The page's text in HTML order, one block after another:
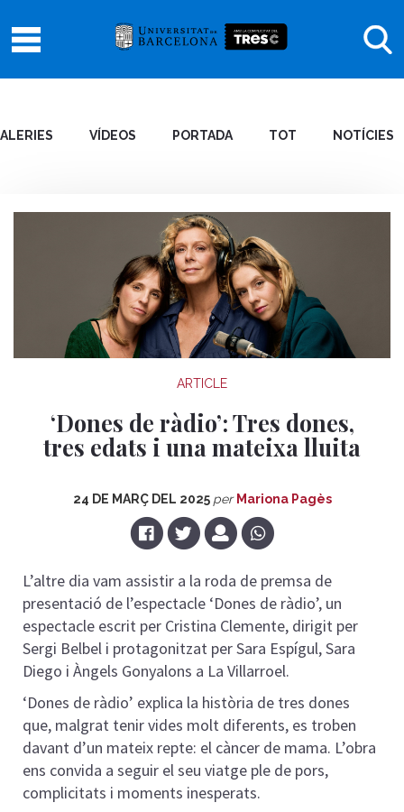
VÍDEOS PORTADA TOT NOTÍCIES
ARTICLE
‘Dones de ràdio’: Tres dones,
tres edats i una mateixa lluita
24 DE MARÇ DEL 2025 per Mariona Pagès
L’altre dia vam assistir a la roda de premsa de
presentació de l’espectacle ‘Dones de ràdio’, un
espectacle escrit per Cristina Clemente, dirigit per
Sergi Belbel i protagonitzat per Sara Espígul, Sara
Diego i Àngels Gonyalons a La Villarroel.
‘Dones de ràdio’ explica la història de tres dones
que, malgrat tenir vides molt diferents, es troben
davant d’un mateix repte: el càncer de mama. L’obra
ens convida a seguir el seu viatge ple de pors,
complicitats i moments inesperats.